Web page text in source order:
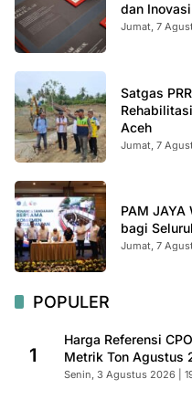
dan
Jumat, 7
Satgas
Aceh
Jumat, 7
PAM JAYA
bagi
Jumat, 7
POPULER
1
Harga Referensi
Metrik Ton Agustus
Senin, 3 Agustus 2026 |